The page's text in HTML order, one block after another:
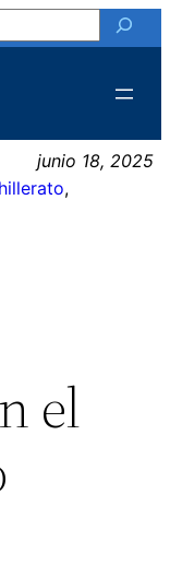
junio 18, 2025
el